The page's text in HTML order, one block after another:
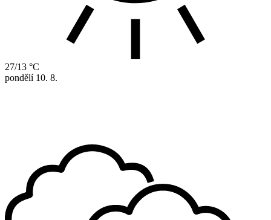
27/13 °C
pondělí 10. 8.